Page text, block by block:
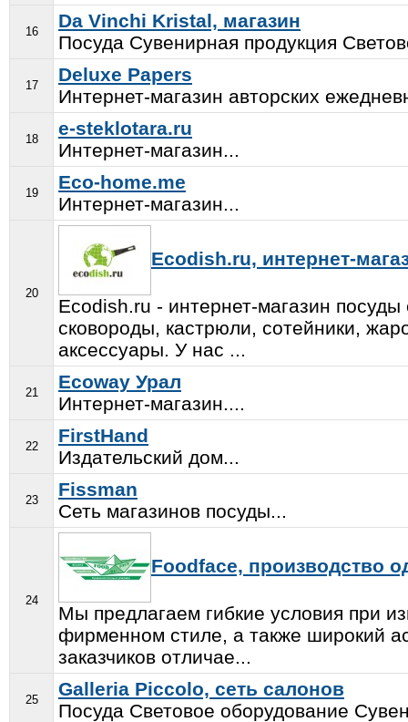
16
Da Vinchi Kristal, магазин
Посуда Сувенирная продукция
17
Deluxe Papers
Интернет-магазин авторских
18
e-steklotara.ru
Интернет-магазин...
19
Eco-home.me
Интернет-магазин...
20
Ecodish.ru, интернет-
Ecodish.ru - интернет-магазин
сковороды, кастрюли, сотейники,
аксессуары. У нас ...
21
Ecoway Урал
Интернет-магазин....
22
FirstHand
Издательский дом...
23
Fissman
Сеть магазинов посуды...
24
Foodface, производство
Мы предлагаем гибкие условия при
фирменном стиле, а также широкий
заказчиков отличае...
25
Galleria Piccolo, сеть салонов
Посуда Световое оборудование